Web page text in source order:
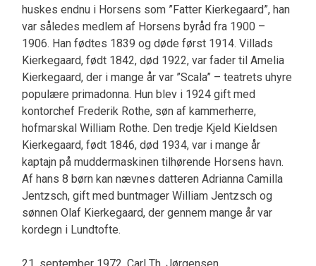
huskes endnu i Horsens som ”Fatter Kierkegaard”, han
var således medlem af Horsens byråd fra 1900 –
1906. Han fødtes 1839 og døde først 1914. Villads
Kierkegaard, født 1842, død 1922, var fader til Amelia
Kierkegaard, der i mange år var ”Scala” – teatrets uhyre
populære primadonna. Hun blev i 1924 gift med
kontorchef Frederik Rothe, søn af kammerherre,
hofmarskal William Rothe. Den tredje Kjeld Kieldsen
Kierkegaard, født 1846, død 1934, var i mange år
kaptajn på muddermaskinen tilhørende Horsens havn.
Af hans 8 børn kan nævnes datteren Adrianna Camilla
Jentzsch, gift med buntmager William Jentzsch og
sønnen Olaf Kierkegaard, der gennem mange år var
kordegn i Lundtofte.
21. september 1972, Carl Th. Jørgensen